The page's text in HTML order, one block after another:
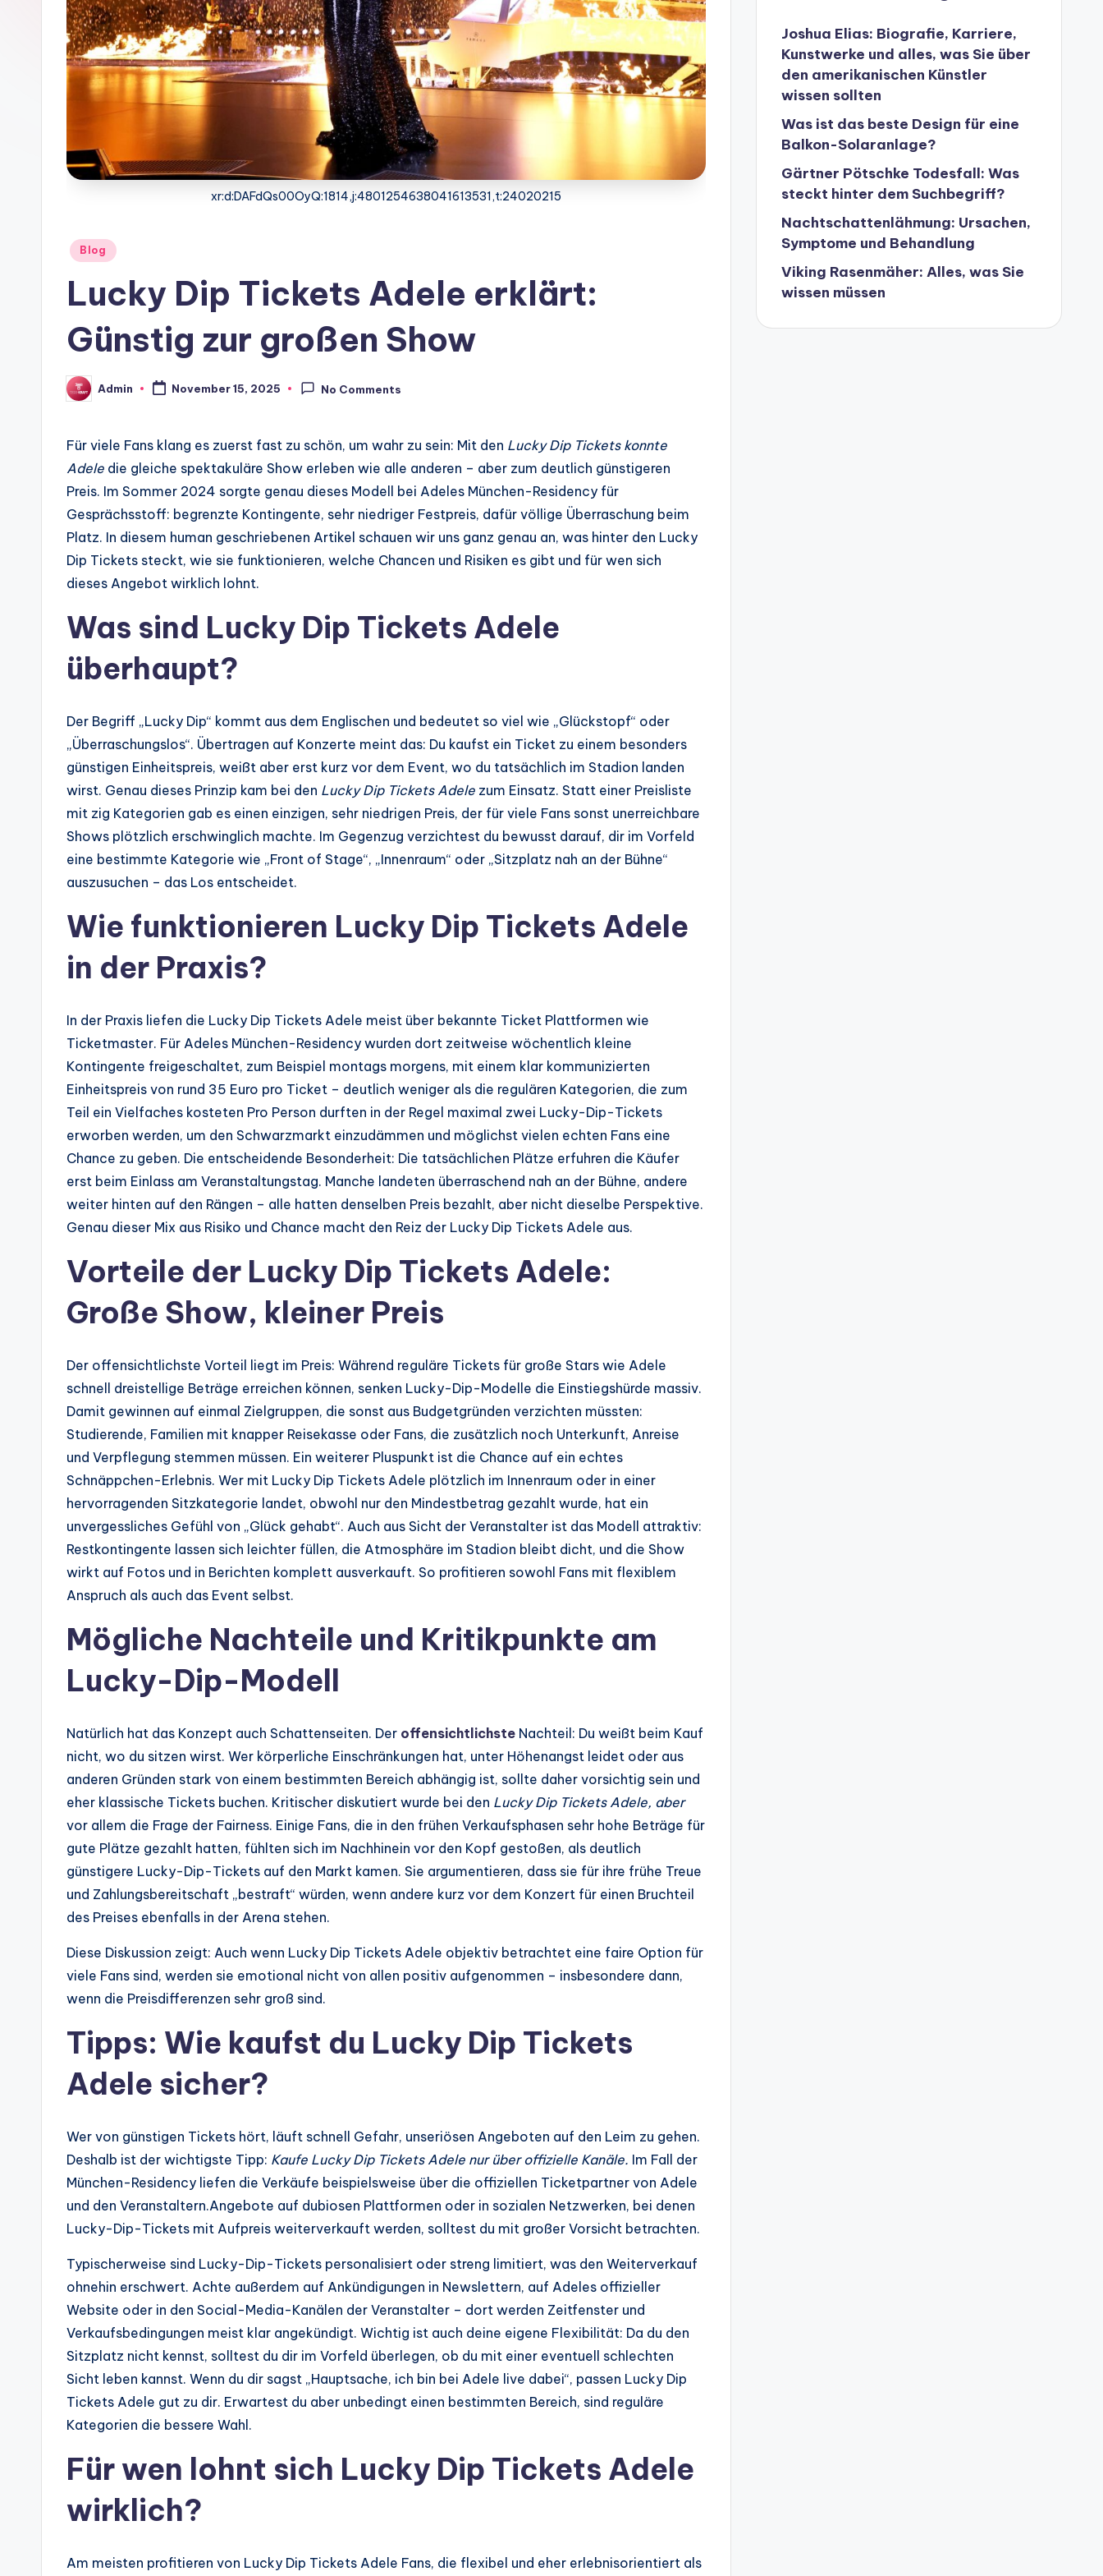
xr:d:DAFdQs00OyQ:1814,j:4801254638041613531,t:24020215
Posted
Blog
Lucky Dip Tickets Adele erklärt:
Günstig zur großen Show
Posted
by
Admin November 15, 2025 No Comments
Für viele Fans klang es zuerst fast zu schön, um wahr zu sein: Mit den Lucky Dip Tickets konnte
Adele die gleiche spektakuläre Show erleben wie alle anderen – aber zum deutlich günstigeren
Preis. Im Sommer 2024 sorgte genau dieses Modell bei Adeles München-Residency für
Gesprächsstoff: begrenzte Kontingente, sehr niedriger Festpreis, dafür völlige Überraschung beim
Platz. In diesem human geschriebenen Artikel schauen wir uns ganz genau an, was hinter den Lucky
Dip Tickets steckt, wie sie funktionieren, welche Chancen und Risiken es gibt und für wen sich
dieses Angebot wirklich lohnt.
Was sind Lucky Dip Tickets Adele
überhaupt?
Der Begriff „Lucky Dip“ kommt aus dem Englischen und bedeutet so viel wie „Glückstopf“ oder
„Überraschungslos“. Übertragen auf Konzerte meint das: Du kaufst ein Ticket zu einem besonders
günstigen Einheitspreis, weißt aber erst kurz vor dem Event, wo du tatsächlich im Stadion landen
wirst. Genau dieses Prinzip kam bei den Lucky Dip Tickets Adele zum Einsatz. Statt einer Preisliste
mit zig Kategorien gab es einen einzigen, sehr niedrigen Preis, der für viele Fans sonst unerreichbare
Shows plötzlich erschwinglich machte. Im Gegenzug verzichtest du bewusst darauf, dir im Vorfeld
eine bestimmte Kategorie wie „Front of Stage“, „Innenraum“ oder „Sitzplatz nah an der Bühne“
auszusuchen – das Los entscheidet.
Wie funktionieren Lucky Dip Tickets Adele
in der Praxis?
In der Praxis liefen die Lucky Dip Tickets Adele meist über bekannte Ticket Plattformen wie
Ticketmaster. Für Adeles München-Residency wurden dort zeitweise wöchentlich kleine
Kontingente freigeschaltet, zum Beispiel montags morgens, mit einem klar kommunizierten
Einheitspreis von rund 35 Euro pro Ticket – deutlich weniger als die regulären Kategorien, die zum
Teil ein Vielfaches kosteten Pro Person durften in der Regel maximal zwei Lucky-Dip-Tickets
erworben werden, um den Schwarzmarkt einzudämmen und möglichst vielen echten Fans eine
Chance zu geben. Die entscheidende Besonderheit: Die tatsächlichen Plätze erfuhren die Käufer
erst beim Einlass am Veranstaltungstag. Manche landeten überraschend nah an der Bühne, andere
weiter hinten auf den Rängen – alle hatten denselben Preis bezahlt, aber nicht dieselbe Perspektive.
Genau dieser Mix aus Risiko und Chance macht den Reiz der Lucky Dip Tickets Adele aus.
Vorteile der Lucky Dip Tickets Adele:
Große Show, kleiner Preis
Der offensichtlichste Vorteil liegt im Preis: Während reguläre Tickets für große Stars wie Adele
schnell dreistellige Beträge erreichen können, senken Lucky-Dip-Modelle die Einstiegshürde massiv.
Damit gewinnen auf einmal Zielgruppen, die sonst aus Budgetgründen verzichten müssten:
Studierende, Familien mit knapper Reisekasse oder Fans, die zusätzlich noch Unterkunft, Anreise
und Verpflegung stemmen müssen. Ein weiterer Pluspunkt ist die Chance auf ein echtes
Schnäppchen-Erlebnis. Wer mit Lucky Dip Tickets Adele plötzlich im Innenraum oder in einer
hervorragenden Sitzkategorie landet, obwohl nur den Mindestbetrag gezahlt wurde, hat ein
unvergessliches Gefühl von „Glück gehabt“. Auch aus Sicht der Veranstalter ist das Modell attraktiv:
Restkontingente lassen sich leichter füllen, die Atmosphäre im Stadion bleibt dicht, und die Show
wirkt auf Fotos und in Berichten komplett ausverkauft. So profitieren sowohl Fans mit flexiblem
Anspruch als auch das Event selbst.
Mögliche Nachteile und Kritikpunkte am
Lucky-Dip-Modell
Natürlich hat das Konzept auch Schattenseiten. Der offensichtlichste Nachteil: Du weißt beim Kauf
nicht, wo du sitzen wirst. Wer körperliche Einschränkungen hat, unter Höhenangst leidet oder aus
anderen Gründen stark von einem bestimmten Bereich abhängig ist, sollte daher vorsichtig sein und
eher klassische Tickets buchen. Kritischer diskutiert wurde bei den Lucky Dip Tickets Adele, aber
vor allem die Frage der Fairness. Einige Fans, die in den frühen Verkaufsphasen sehr hohe Beträge für
gute Plätze gezahlt hatten, fühlten sich im Nachhinein vor den Kopf gestoßen, als deutlich
günstigere Lucky-Dip-Tickets auf den Markt kamen. Sie argumentieren, dass sie für ihre frühe Treue
und Zahlungsbereitschaft „bestraft“ würden, wenn andere kurz vor dem Konzert für einen Bruchteil
des Preises ebenfalls in der Arena stehen.
Diese Diskussion zeigt: Auch wenn Lucky Dip Tickets Adele objektiv betrachtet eine faire Option für
viele Fans sind, werden sie emotional nicht von allen positiv aufgenommen – insbesondere dann,
wenn die Preisdifferenzen sehr groß sind.
Tipps: Wie kaufst du Lucky Dip Tickets
Adele sicher?
Wer von günstigen Tickets hört, läuft schnell Gefahr, unseriösen Angeboten auf den Leim zu gehen.
Deshalb ist der wichtigste Tipp: Kaufe Lucky Dip Tickets Adele nur über offizielle Kanäle. Im Fall der
München-Residency liefen die Verkäufe beispielsweise über die offiziellen Ticketpartner von Adele
und den Veranstaltern.Angebote auf dubiosen Plattformen oder in sozialen Netzwerken, bei denen
Lucky-Dip-Tickets mit Aufpreis weiterverkauft werden, solltest du mit großer Vorsicht betrachten.
Typischerweise sind Lucky-Dip-Tickets personalisiert oder streng limitiert, was den Weiterverkauf
ohnehin erschwert. Achte außerdem auf Ankündigungen in Newslettern, auf Adeles offizieller
Website oder in den Social-Media-Kanälen der Veranstalter – dort werden Zeitfenster und
Verkaufsbedingungen meist klar angekündigt. Wichtig ist auch deine eigene Flexibilität: Da du den
Sitzplatz nicht kennst, solltest du dir im Vorfeld überlegen, ob du mit einer eventuell schlechten
Sicht leben kannst. Wenn du dir sagst „Hauptsache, ich bin bei Adele live dabei“, passen Lucky Dip
Tickets Adele gut zu dir. Erwartest du aber unbedingt einen bestimmten Bereich, sind reguläre
Kategorien die bessere Wahl.
Für wen lohnt sich Lucky Dip Tickets Adele
wirklich?
Am meisten profitieren von Lucky Dip Tickets Adele Fans, die flexibel und eher erlebnisorientiert als
Joshua Elias: Biografie, Karriere,
Kunstwerke und alles, was Sie über
den amerikanischen Künstler
wissen sollten
Was ist das beste Design für eine
Balkon-Solaranlage?
Gärtner Pötschke Todesfall: Was
steckt hinter dem Suchbegriff?
Nachtschattenlähmung: Ursachen,
Symptome und Behandlung
Viking Rasenmäher: Alles, was Sie
wissen müssen